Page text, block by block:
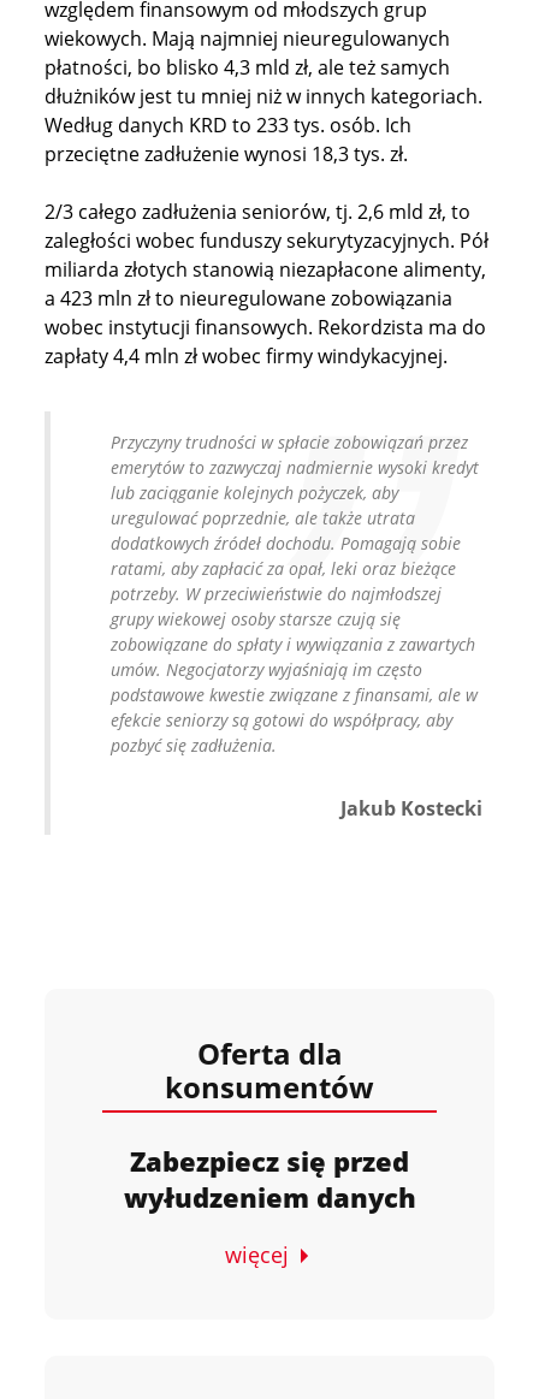
względem finansowym od młodszych grup
wiekowych. Mają najmniej nieuregulowanych
płatności, bo blisko 4,3 mld zł, ale też samych
dłużników jest tu mniej niż w innych kategoriach.
Według danych KRD to 233 tys. osób. Ich
przeciętne zadłużenie wynosi 18,3 tys. zł.
2/3 całego zadłużenia seniorów, tj. 2,6 mld zł, to
zaległości wobec funduszy sekurytyzacyjnych. Pół
miliarda złotych stanowią niezapłacone alimenty,
a 423 mln zł to nieuregulowane zobowiązania
wobec instytucji finansowych. Rekordzista ma do
zapłaty 4,4 mln zł wobec firmy windykacyjnej.
Przyczyny trudności w spłacie zobowiązań przez
emerytów to zazwyczaj nadmiernie wysoki kredyt
lub zaciąganie kolejnych pożyczek, aby
uregulować poprzednie, ale także utrata
dodatkowych źródeł dochodu. Pomagają sobie
ratami, aby zapłacić za opał, leki oraz bieżące
potrzeby. W przeciwieństwie do najmłodszej
grupy wiekowej osoby starsze czują się
zobowiązane do spłaty i wywiązania z zawartych
umów. Negocjatorzy wyjaśniają im często
podstawowe kwestie związane z finansami, ale w
efekcie seniorzy są gotowi do współpracy, aby
pozbyć się zadłużenia.
Jakub Kostecki
Oferta dla
konsumentów
Zabezpiecz się przed
wyłudzeniem danych
więcej